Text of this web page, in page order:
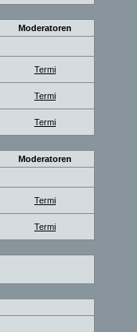
Moderatoren
Termi
Termi
Termi
Moderatoren
Termi
Termi